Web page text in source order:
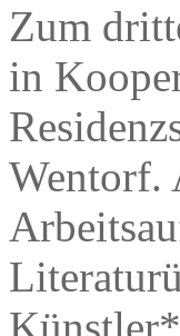
Zum
in
Wentorf.